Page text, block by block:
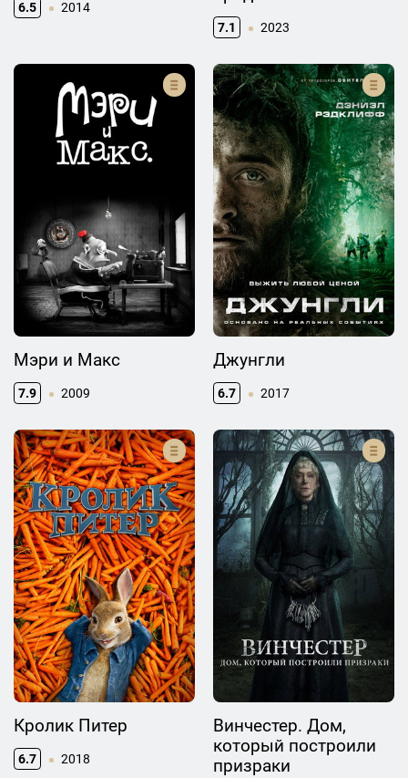
6.5 2014
7.1 2023
Мэри и Макс
7.9 2009
Джунгли
6.7 2017
Кролик Питер
6.7 2018
Винчестер. Дом,
который построили
призраки